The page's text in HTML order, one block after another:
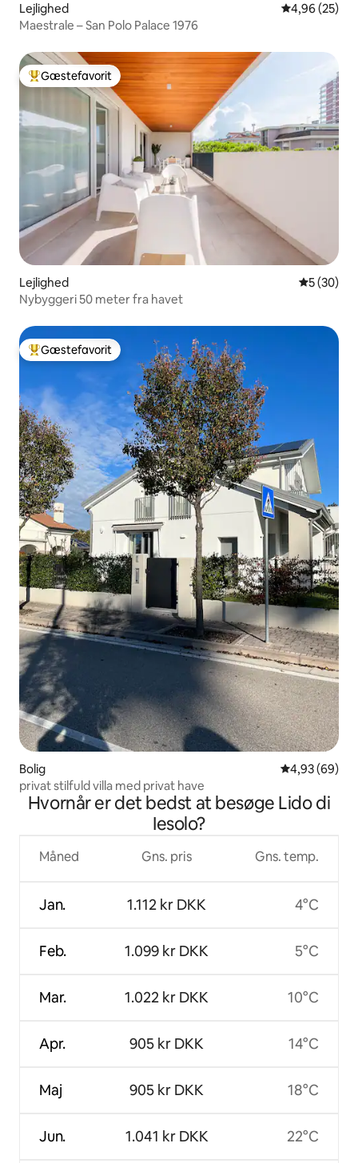
Lejlighed 4,96 ud af 5 i
4,96 (25)
Maestrale – San Polo Palace 1976
Bedste gæstefavorit
Gæstefavorit
Lejlighed 5 ud af 5 i
5 (30)
Nybyggeri 50 meter fra havet
Bedste gæstefavorit
Gæstefavorit
Bolig 4,93 ud af 5 i
4,93 (69)
privat stilfuld villa med privat have
Hvornår er det bedst at besøge Lido di
Iesolo?
Måned
Jan.
Feb.
Mar.
Apr.
Maj
Jun.
Gns. pris
1.112 kr DKK
1.099 kr DKK
1.022 kr DKK
905 kr DKK
905 kr DKK
1.041 kr DKK
Gns. temp.
4°C
5°C
10°C
14°C
18°C
22°C